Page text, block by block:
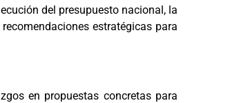
del presupuesto nacional, la
estratégicas para
en propuestas concretas para